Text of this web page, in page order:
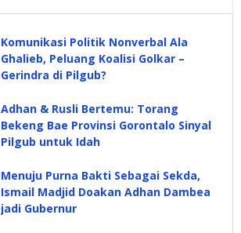
Komunikasi Politik Nonverbal Ala
Ghalieb, Peluang Koalisi Golkar –
Gerindra di Pilgub?
Adhan & Rusli Bertemu: Torang
Bekeng Bae Provinsi Gorontalo Sinyal
Pilgub untuk Idah
Menuju Purna Bakti Sebagai Sekda,
Ismail Madjid Doakan Adhan Dambea
jadi Gubernur